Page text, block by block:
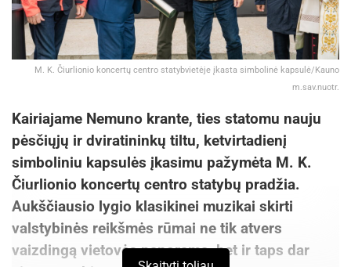
M. K. Čiurlionio koncertų centro statybvietėje įkasta simbolinė kapsulė/Kauno
m.sav.nuotr.
Kairiajame Nemuno krante, ties statomu nauju
pėsčiųjų ir dviratininkų tiltu, ketvirtadienį
simboliniu kapsulės įkasimu pažymėta M. K.
Čiurlionio koncertų centro statybų pradžia.
Aukščiausio lygio klasikinei muzikai skirti
valstybinės reikšmės rūmai ne tik atvers
vaizdingą vietovės panoramą, bet ir taps dar